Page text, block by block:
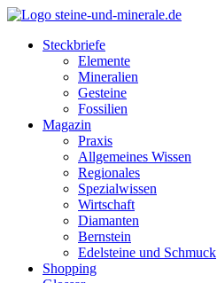
Steckbriefe
Elemente
Mineralien
Gesteine
Fossilien
Magazin
Praxis
Allgemeines Wissen
Regionales
Spezialwissen
Wirtschaft
Diamanten
Bernstein
Edelsteine und Schmuck
Shopping